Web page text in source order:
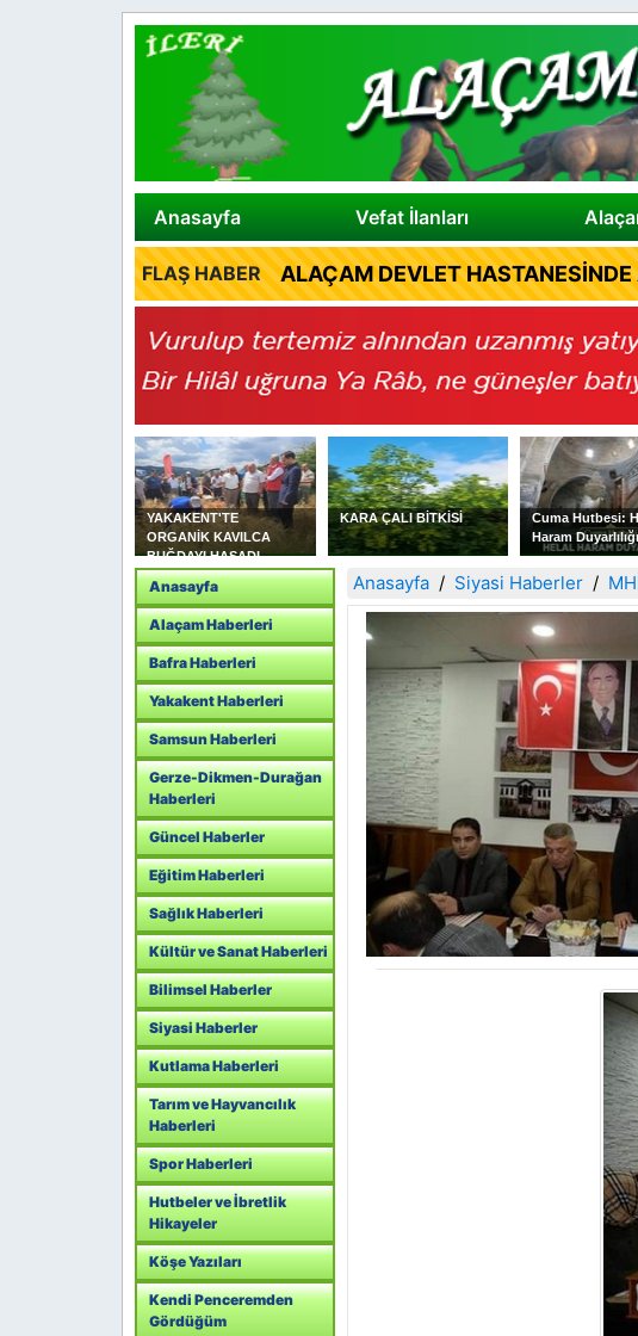
Anasayfa Vefat İlanları
FLAŞ HABER ALAÇAM DEVLET
KARA ÇALI BİTKİSİ
Cuma Hutbesi: Helal
Haram Duyarlılığı
ALAÇAM CHP
TEŞKİLATI
EDEREK YENİ
KATILDILAR
Anasayfa
Alaçam Haberleri
Bafra Haberleri
Yakakent Haberleri
Samsun Haberleri
Gerze-Dikmen-Durağan
Haberleri
Güncel Haberler
Eğitim Haberleri
Sağlık Haberleri
Kültür ve Sanat Haberleri
Bilimsel Haberler
Siyasi Haberler
Kutlama Haberleri
Tarım ve Hayvancılık
Haberleri
Spor Haberleri
Hutbeler ve İbretlik
Hikayeler
Köşe Yazıları
Kendi Penceremden
Gördüğüm
Anasayfa Siyasi Haberler